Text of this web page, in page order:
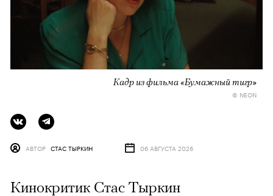
Кадр из фильма «Бумажный тигр»
© NEON
АВТОР СТАС ТЫРКИН 06 АВГУСТА 2026
Кинокритик Стас Тыркин